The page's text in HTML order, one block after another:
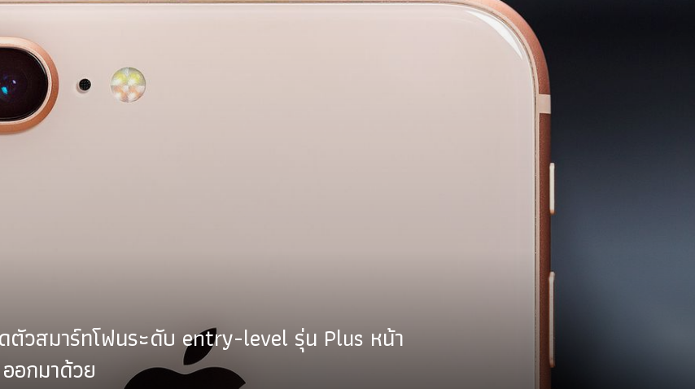
ตัวสมาร์ทโฟนระดับ entry-level รุ่น Plus หน้า
อกมาด้วย